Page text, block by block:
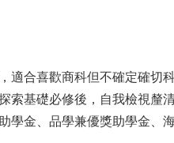
適合喜歡商科但不確定確切
索基礎必修後，自我檢視釐
學金、品學兼優獎助學金、